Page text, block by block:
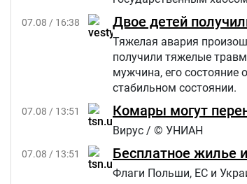
Star.
07.08 / 16:38 Двое детей
Тяжелая авария
получили тяжелые
мужчина, его состояние
стабильном состоянии.
07.08 / 13:51 Комары могут
Вирус / © УНИАН
07.08 / 13:51 Бесплатное жилье
Флаги Польши, ЕС и